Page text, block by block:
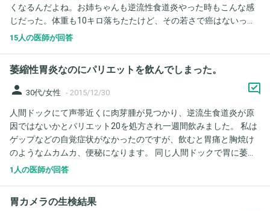
か？
くなるんだよね。お姉ちゃんも逆流性食道炎やった時もこんな感
じだった。体重も10キロ落ちたたけど、その若さで癌はないっ
て。」とは言ってくれますが、不安です。 顔色悪いのは職場でも
15人の医師が回答
萎縮性胃炎なのにパリエットを飲んでしまった。
person 30代/女性 - 2015/12/30
人間ドックにて声帯近くに肉芽腫が見つかり、逆流生食道炎が原
因ではないかとパリエット20を処方され一週間飲みました。 私は
ゲップなどの自覚症状がなかったのですが、飲むと胃痛と胸焼け
のようなムカムカ、便秘になります。 同じ人間ドックで胃に萎縮
性胃炎C2と良性ポリープ、血液検査ではピロリ菌陰性でした。 昨
とはつたえたのですが、萎縮性胃炎のことは言ってませんでし
1人の医師が回答
胃カメラの生検結果